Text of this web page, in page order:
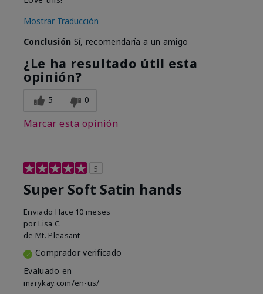
Mostrar Traducción
Conclusión Sí, recomendaría a un amigo
¿Le ha resultado útil esta
opinión?
5 0
Marcar esta opinión
5
Super Soft Satin hands
Enviado Hace 10 meses
por Lisa C.
de Mt. Pleasant
Comprador verificado
Evaluado en
marykay.com/en-us/